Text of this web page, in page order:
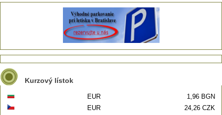
Kurzový lístok
EUR
1,96 BGN
EUR
24,26 CZK